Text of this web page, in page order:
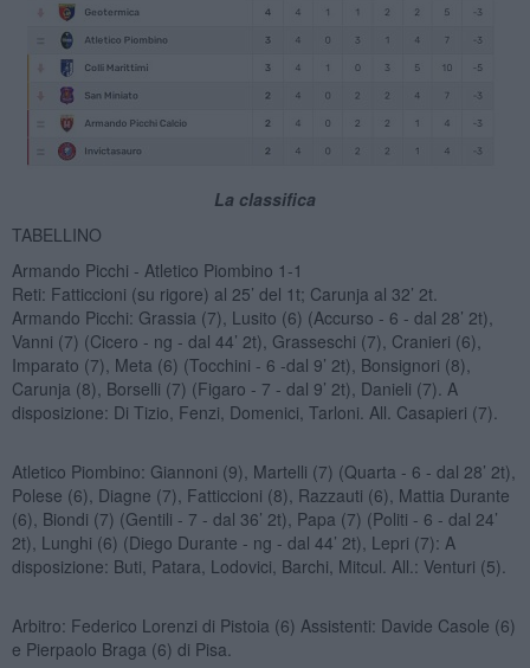
La classifica
TABELLINO
Armando Picchi - Atletico Piombino 1-1
Reti: Fatticcioni (su rigore) al 25’ del 1t; Carunja al 32’ 2t.
Armando Picchi: Grassia (7), Lusito (6) (Accurso - 6 - dal 28’ 2t),
Vanni (7) (Cicero - ng - dal 44’ 2t), Grasseschi (7), Cranieri (6),
Imparato (7), Meta (6) (Tocchini - 6 -dal 9’ 2t), Bonsignori (8),
Carunja (8), Borselli (7) (Figaro - 7 - dal 9’ 2t), Danieli (7). A
disposizione: Di Tizio, Fenzi, Domenici, Tarloni. All. Casapieri (7).
Atletico Piombino: Giannoni (9), Martelli (7) (Quarta - 6 - dal 28’ 2t),
Polese (6), Diagne (7), Fatticcioni (8), Razzauti (6), Mattia Durante
(6), Biondi (7) (Gentili - 7 - dal 36’ 2t), Papa (7) (Politi - 6 - dal 24’
2t), Lunghi (6) (Diego Durante - ng - dal 44’ 2t), Lepri (7): A
disposizione: Buti, Patara, Lodovici, Barchi, Mitcul. All.: Venturi (5).
Arbitro: Federico Lorenzi di Pistoia (6) Assistenti: Davide Casole (6)
e Pierpaolo Braga (6) di Pisa.